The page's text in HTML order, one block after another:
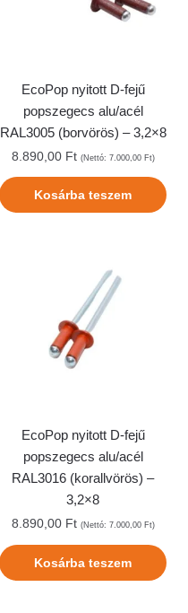
EcoPop nyitott D-fejű
popszegecs alu/acél
RAL3005 (borvörös) – 3,2×8
8.890,00 Ft (Nettó: 7.000,00 Ft)
Kosárba teszem
EcoPop nyitott D-fejű
popszegecs alu/acél
RAL3016 (korallvörös) –
3,2×8
8.890,00 Ft (Nettó: 7.000,00 Ft)
Kosárba teszem